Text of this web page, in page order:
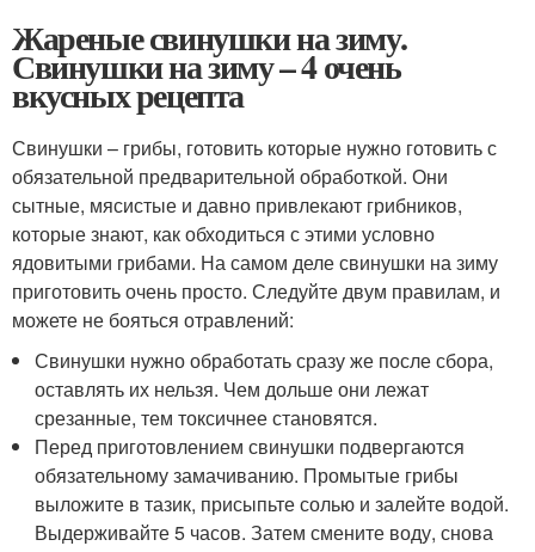
Жареные свинушки на зиму.
Свинушки на зиму – 4 очень
вкусных рецепта
Свинушки – грибы, готовить которые нужно готовить с
обязательной предварительной обработкой. Они
сытные, мясистые и давно привлекают грибников,
которые знают, как обходиться с этими условно
ядовитыми грибами. На самом деле свинушки на зиму
приготовить очень просто. Следуйте двум правилам, и
можете не бояться отравлений:
Свинушки нужно обработать сразу же после сбора,
оставлять их нельзя. Чем дольше они лежат
срезанные, тем токсичнее становятся.
Перед приготовлением свинушки подвергаются
обязательному замачиванию. Промытые грибы
выложите в тазик, присыпьте солью и залейте водой.
Выдерживайте 5 часов. Затем смените воду, снова